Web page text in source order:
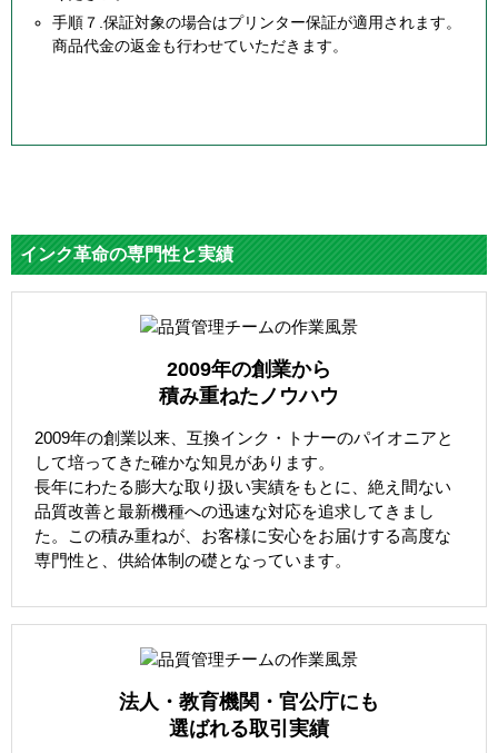
手順７.保証対象の場合はプリンター保証が適用されます。
商品代金の返金も行わせていただきます。
インク革命の専門性と実績
2009年の創業から
積み重ねたノウハウ
2009年の創業以来、互換インク・トナーのパイオニアと
して培ってきた確かな知見があります。
長年にわたる膨大な取り扱い実績をもとに、絶え間ない
品質改善と最新機種への迅速な対応を追求してきまし
た。この積み重ねが、お客様に安心をお届けする高度な
専門性と、供給体制の礎となっています。
法人・教育機関・官公庁にも
選ばれる取引実績